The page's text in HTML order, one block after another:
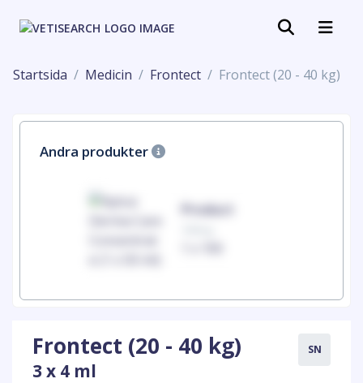
Startsida Medicin Frontect Frontect (20 - 40 kg)
Andra produkter
Product
Frontect (20 - 40 kg)
3 x 4 ml
SN